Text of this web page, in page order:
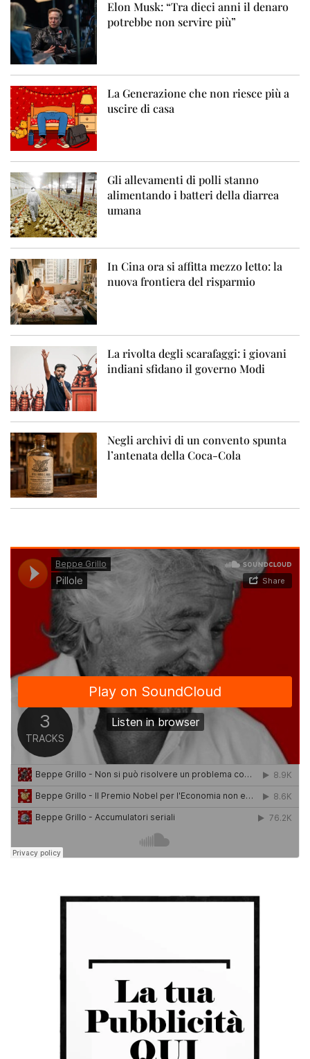
Elon Musk: “Tra dieci anni il denaro
potrebbe non servire più”
La Generazione che non riesce più a
uscire di casa
Gli allevamenti di polli stanno
alimentando i batteri della diarrea
umana
In Cina ora si affitta mezzo letto: la
nuova frontiera del risparmio
La rivolta degli scarafaggi: i giovani
indiani sfidano il governo Modi
Negli archivi di un convento spunta
l’antenata della Coca-Cola